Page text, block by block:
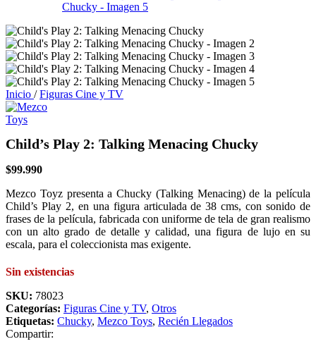
Inicio / Figuras Cine y TV
Child’s Play 2: Talking Menacing Chucky
$99.990
Mezco Toyz presenta a Chucky (Talking Menacing) de la película
Child’s Play 2, en una figura articulada de 38 cms, con sonido de
frases de la película, fabricada con uniforme de tela de gran realismo
con un alto grado de detalle y calidad, una figura de lujo en su
escala, para el coleccionista mas exigente.
Sin existencias
SKU: 78023
Categorías: Figuras Cine y TV, Otros
Etiquetas: Chucky, Mezco Toys, Recién Llegados
Compartir: